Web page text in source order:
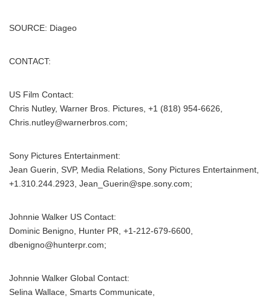
SOURCE: Diageo
CONTACT:
US Film Contact:
Chris Nutley, Warner Bros. Pictures, +1 (818) 954-6626,
Chris.nutley@warnerbros.com;
Sony Pictures Entertainment:
Jean Guerin, SVP, Media Relations, Sony Pictures Entertainment,
+1.310.244.2923, Jean_Guerin@spe.sony.com;
Johnnie Walker US Contact:
Dominic Benigno, Hunter PR, +1-212-679-6600,
dbenigno@hunterpr.com;
Johnnie Walker Global Contact:
Selina Wallace, Smarts Communicate,